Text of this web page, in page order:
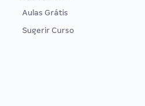
Aulas Grátis
Sugerir Curso